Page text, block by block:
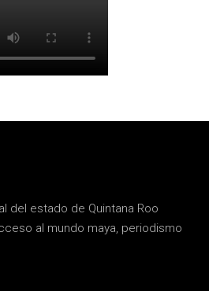
del estado de Quintana Roo
al mundo maya, periodismo